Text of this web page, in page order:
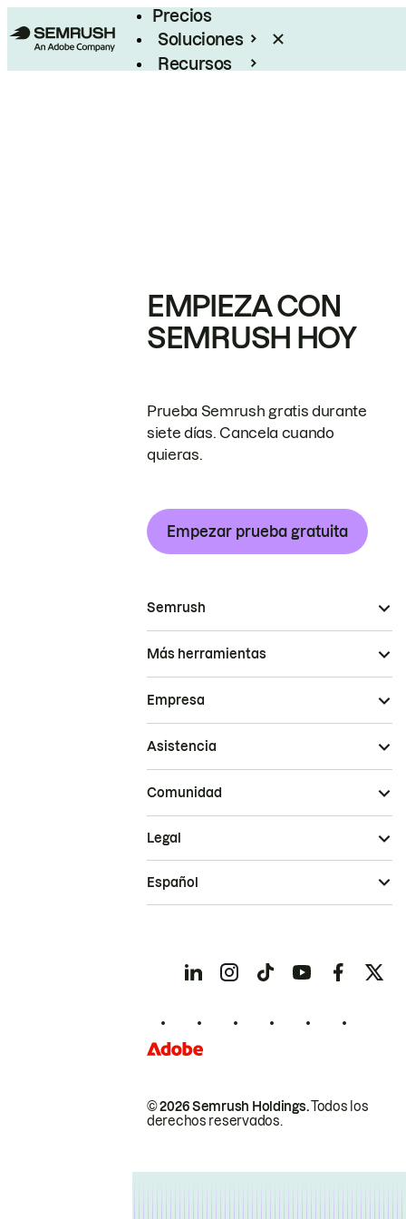
Precios
Soluciones
Recursos
EMPIEZA CON
SEMRUSH HOY
Prueba Semrush gratis durante
siete días. Cancela cuando
quieras.
Empezar prueba gratuita
Semrush
Más herramientas
Empresa
Asistencia
Comunidad
© 2026 Semrush Holdings.Todos los
derechos reservados.
Legal
Español